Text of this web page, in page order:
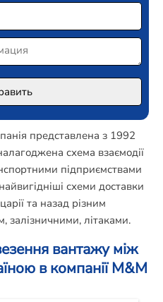
представлена з 1992
схема взаємодії
підприємствами
схеми доставки
та назад різним
залізничними, літаками.
вантажу між
в компанії M&M